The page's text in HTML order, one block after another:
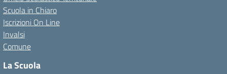
Scuola in Chiaro
Iscrizioni On Line
Invalsi
Comune
La Scuola